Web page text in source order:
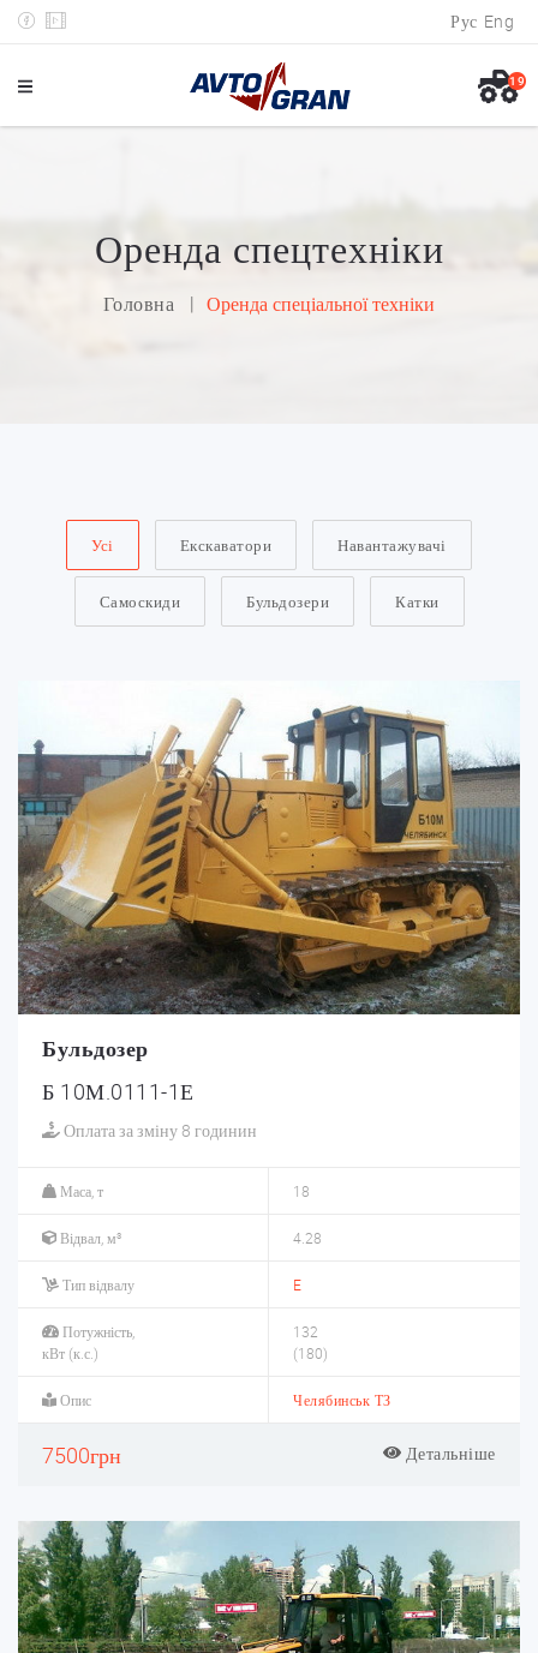
Рус Eng
19
Оренда спецтехніки
Головна Оренда спеціальної техніки
Усі Екскаватори Навантажувачі
Самоскиди Бульдозери Катки
Бульдозер
Б 10М.0111-1Е
Оплата за зміну 8 годинин
Маса, т 18
Відвал, м³ 4.28
Тип відвалу E
Потужність,
кВт (к.с.)
132
(180)
Опис Челябинськ ТЗ
7500грн Детальніше